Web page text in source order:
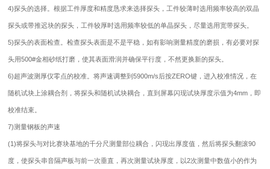
4)探头的选择。根据工件厚度和精度恳求来选择探头，工件较薄时选用频率较高的双晶
探头或带推迟块的探头，工件较厚时选用频率较低的单晶探头，尽量选用宽带探头。
5)探头的表面检查。检查探头表面是不是平稳，如有影响测量精度的磨损，有必要对探
头用500#金相砂纸打磨，使其表面滑润并确保平行度，不然更换新的探头。
6)超声波测厚仪零点的校准。将声速调整到5900m/s后按ZERO键，进入校准情况，在
随机试块上涂耦合剂，将探头和随机试块耦合，直到屏幕闪现试块厚度示值为4mm，即
校准结束。
7)测量钢板的声速
(1)将探头与对比赛块基地的千分尺测量部位耦合，闪现出厚度值，然后将探头翻滚90
度，使探头串音隔声板与前一次垂直，再次测量试块厚度，以2次测量中数值小的作为